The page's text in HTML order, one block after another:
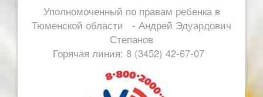
Уполномоченный по правам ребенка в
Тюменской области - Андрей Эдуардович
Степанов
Горячая линия: 8 (3452) 42-67-07